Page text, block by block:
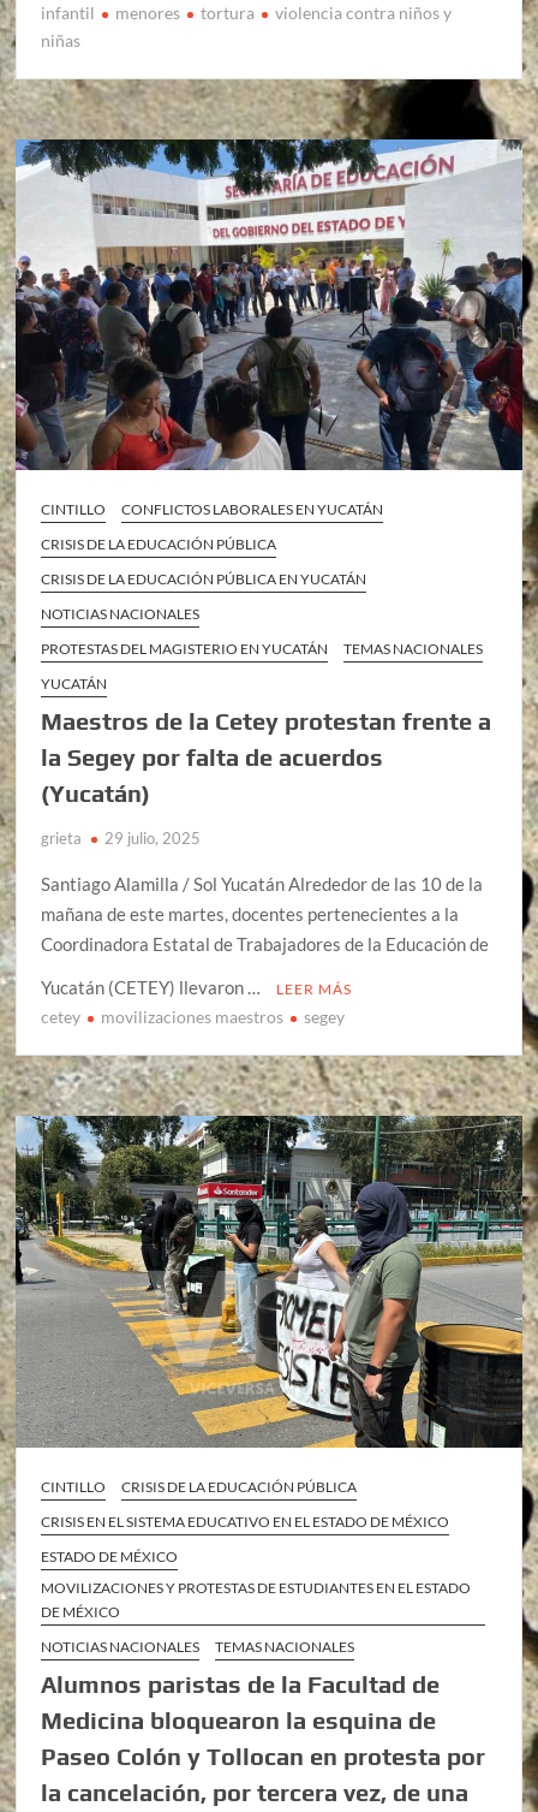
infantil
menores tortura
violencia contra niños y
niñas
CINTILLO
CONFLICTOS LABORALES EN YUCATÁN
CRISIS DE LA EDUCACIÓN PÚBLICA
CRISIS DE LA EDUCACIÓN PÚBLICA EN YUCATÁN
NOTICIAS NACIONALES
PROTESTAS DEL MAGISTERIO EN YUCATÁN
TEMAS NACIONALES
YUCATÁN
Maestros de la Cetey protestan frente a
la Segey por falta de acuerdos
(Yucatán)
grieta 29 julio, 2025
Santiago Alamilla / Sol Yucatán Alrededor de las 10 de la
mañana de este martes, docentes pertenecientes a la
Coordinadora Estatal de Trabajadores de la Educación de
Yucatán (CETEY) llevaron …
LEER MÁS
cetey movilizaciones maestros segey
CINTILLO
CRISIS DE LA EDUCACIÓN PÚBLICA
CRISIS EN EL SISTEMA EDUCATIVO EN EL ESTADO DE MÉXICO
ESTADO DE MÉXICO
MOVILIZACIONES Y PROTESTAS DE ESTUDIANTES EN EL ESTADO
DE MÉXICO
NOTICIAS NACIONALES
TEMAS NACIONALES
Alumnos paristas de la Facultad de
Medicina bloquearon la esquina de
Paseo Colón y Tollocan en protesta por
la cancelación, por tercera vez, de una